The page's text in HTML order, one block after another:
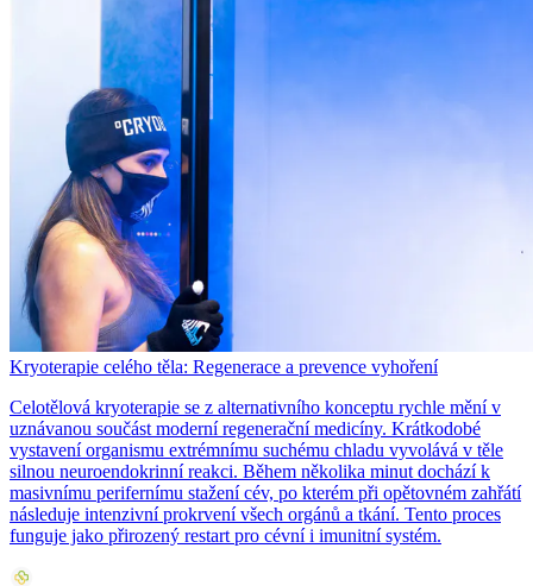
Kryoterapie celého těla: Regenerace a prevence vyhoření
Celotělová kryoterapie se z alternativního konceptu rychle mění v
uznávanou součást moderní regenerační medicíny. Krátkodobé
vystavení organismu extrémnímu suchému chladu vyvolává v těle
silnou neuroendokrinní reakci. Během několika minut dochází k
masivnímu perifernímu stažení cév, po kterém při opětovném zahřátí
následuje intenzivní prokrvení všech orgánů a tkání. Tento proces
funguje jako přirozený restart pro cévní i imunitní systém.